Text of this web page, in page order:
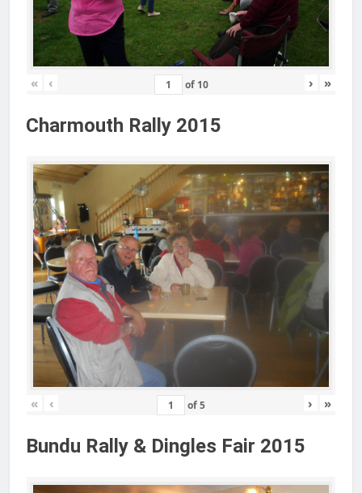
« ‹ of 10 › »
Charmouth Rally 2015
« ‹ of5 › »
Bundu Rally & Dingles Fair 2015